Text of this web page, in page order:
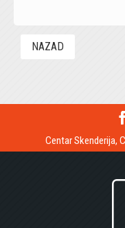
NAZAD
Centar Skenderija,